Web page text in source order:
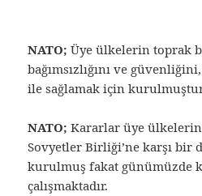
NATO;Üye ülkelerin toprak
bağımsızlığını ve
ile sağlamak için
NATO; Kararlar üye ülkelerin
Sovyetler Birliği’ne karşı bir
kurulmuş fakat günümüzde
çalışmaktadır.